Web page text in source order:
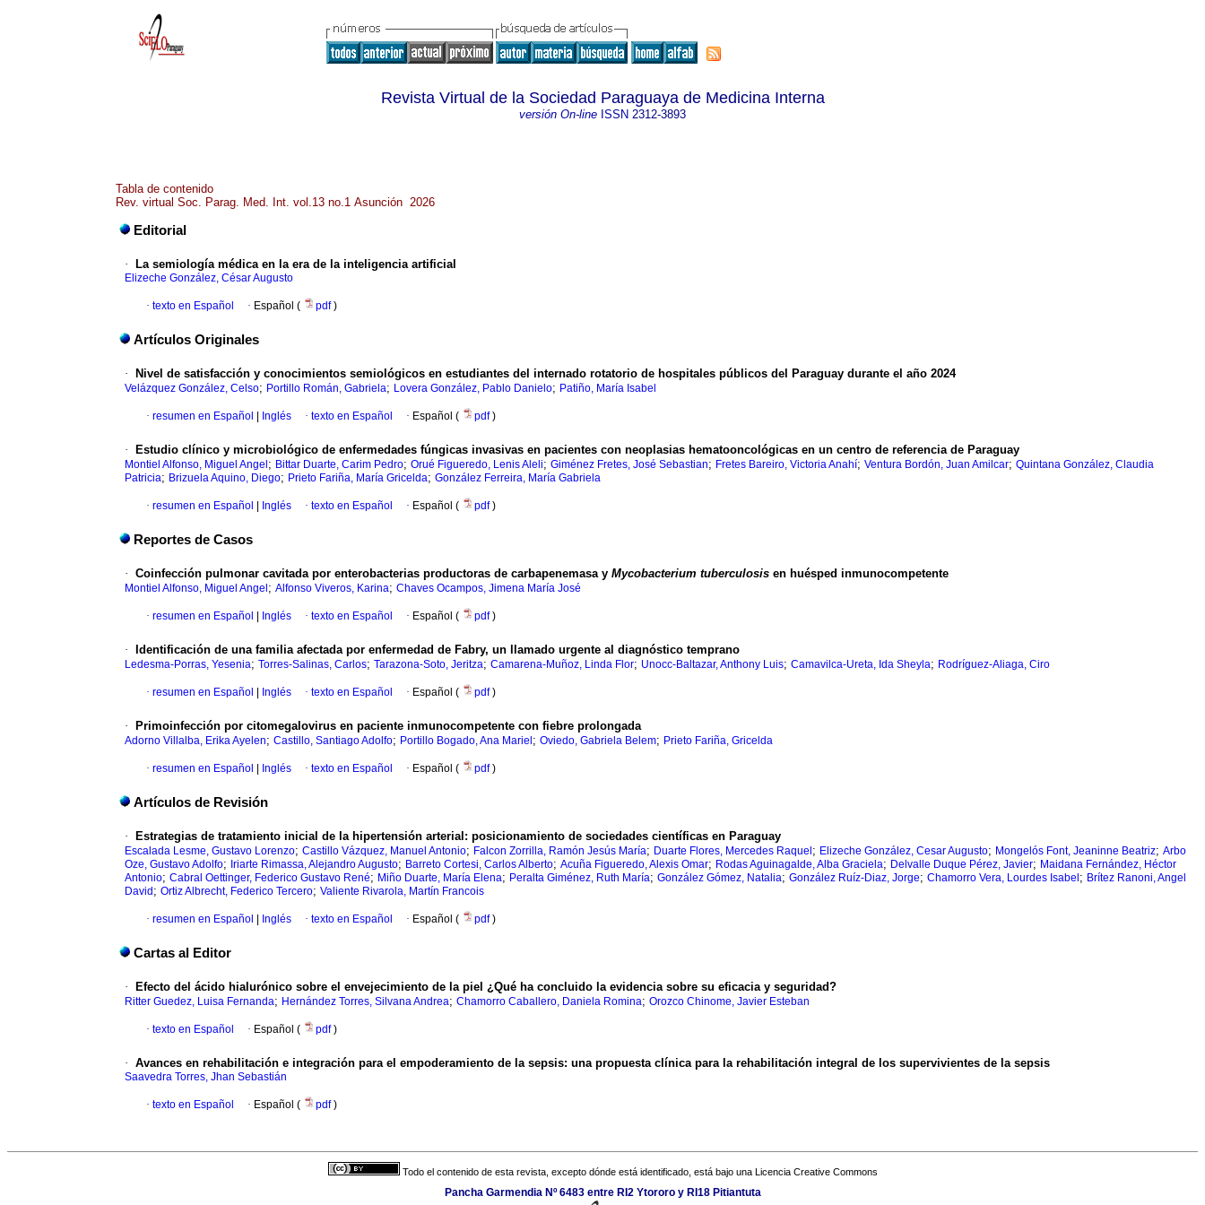
Revista Virtual de la Sociedad Paraguaya de Medicina Interna
versión On-line ISSN 2312-3893
Tabla de contenido
Rev. virtual Soc. Parag. Med. Int. vol.13 no.1 Asunción 2026
Editorial
· La semiología médica en la era de la inteligencia artificial
Elizeche González, César Augusto
· texto en Español · Español ( pdf)
Artículos Originales
· Nivel de satisfacción y conocimientos semiológicos en estudiantes del internado rotatorio de hospitales públicos del Paraguay durante el año 2024
Velázquez González, Celso; Portillo Román, Gabriela; Lovera González, Pablo Danielo; Patiño, María Isabel
· resumen en Español Inglés · texto en Español · Español ( pdf)
· Estudio clínico y microbiológico de enfermedades fúngicas invasivas en pacientes con neoplasias hematooncológicas en un centro de referencia de Paraguay
Montiel Alfonso, Miguel Angel ; Bittar Duarte, Carim Pedro; Orué Figueredo, Lenis Aleli; Giménez Fretes, José Sebastian; Fretes Bareiro, Victoria Anahí; Ventura Bordón, Juan Amilcar; Quintana González, Claudia
Patricia; Brizuela Aquino, Diego; Prieto Fariña, María Gricelda; González Ferreira, María Gabriela
· resumen en Español Inglés · texto en Español · Español ( pdf)
Reportes de Casos
· Coinfección pulmonar cavitada por enterobacterias productoras de carbapenemasa y Mycobacterium tuberculosis en huésped inmunocompetente
Montiel Alfonso, Miguel Angel ; Alfonso Viveros, Karina; Chaves Ocampos, Jimena María José
· resumen en Español Inglés · texto en Español · Español ( pdf)
· Identificación de una familia afectada por enfermedad de Fabry, un llamado urgente al diagnóstico temprano
Ledesma-Porras, Yesenia; Torres-Salinas, Carlos; Tarazona-Soto, Jeritza; Camarena-Muñoz, Linda Flor; Unocc-Baltazar, Anthony Luis; Camavilca-Ureta, Ida Sheyla; Rodríguez-Aliaga, Ciro
· resumen en Español Inglés · texto en Español · Español ( pdf)
· Primoinfección por citomegalovirus en paciente inmunocompetente con fiebre prolongada
Adorno Villalba, Erika Ayelen; Castillo, Santiago Adolfo; Portillo Bogado, Ana Mariel ; Oviedo, Gabriela Belem; Prieto Fariña, Gricelda
· resumen en Español Inglés · texto en Español · Español ( pdf)
Artículos de Revisión
· Estrategias de tratamiento inicial de la hipertensión arterial: posicionamiento de sociedades científicas en Paraguay
Escalada Lesme, Gustavo Lorenzo; Castillo Vázquez, Manuel Antonio; Falcon Zorrilla, Ramón Jesús María; Duarte Flores, Mercedes Raquel ; Elizeche González, Cesar Augusto; Mongelós Font, Jeaninne Beatriz; Arbo
Oze, Gustavo Adolfo; Iriarte Rimassa, Alejandro Augusto; Barreto Cortesi, Carlos Alberto; Acuña Figueredo, Alexis Omar; Rodas Aguinagalde, Alba Graciela; Delvalle Duque Pérez, Javier; Maidana Fernández, Héctor
Antonio; Cabral Oettinger, Federico Gustavo René; Miño Duarte, María Elena; Peralta Giménez, Ruth María; González Gómez, Natalia; González Ruíz-Diaz, Jorge; Chamorro Vera, Lourdes Isabel ; Brítez Ranoni, Angel
David ; Ortiz Albrecht, Federico Tercero; Valiente Rivarola, Martín Francois
· resumen en Español Inglés · texto en Español · Español ( pdf)
Cartas al Editor
· Efecto del ácido hialurónico sobre el envejecimiento de la piel ¿Qué ha concluido la evidencia sobre su eficacia y seguridad?
Ritter Guedez, Luisa Fernanda; Hernández Torres, Silvana Andrea; Chamorro Caballero, Daniela Romina; Orozco Chinome, Javier Esteban
· texto en Español · Español ( pdf)
· Avances en rehabilitación e integración para el empoderamiento de la sepsis: una propuesta clínica para la rehabilitación integral de los supervivientes de la sepsis
Saavedra Torres, Jhan Sebastián
· texto en Español · Español ( pdf)
Todo el contenido de esta revista, excepto dónde está identificado, está bajo una Licencia Creative Commons
Pancha Garmendia Nº 6483 entre RI2 Ytororo y RI18 Pitiantuta